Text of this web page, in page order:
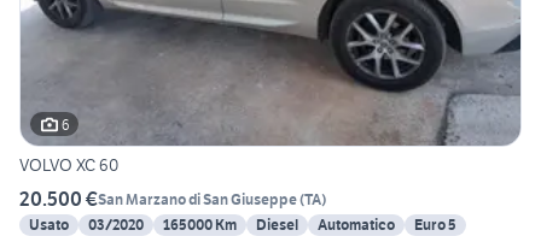
6
VOLVO XC 60
20.500 €San Marzano di San Giuseppe(TA)
Usato
03/2020 165000 Km Diesel Automatico Euro 5